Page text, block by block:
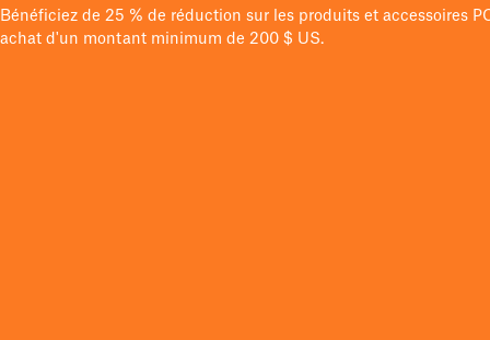
Bénéficiez de 25 % de réduction sur les produits et accessoires
achat d'un montant minimum de 200 $ US.